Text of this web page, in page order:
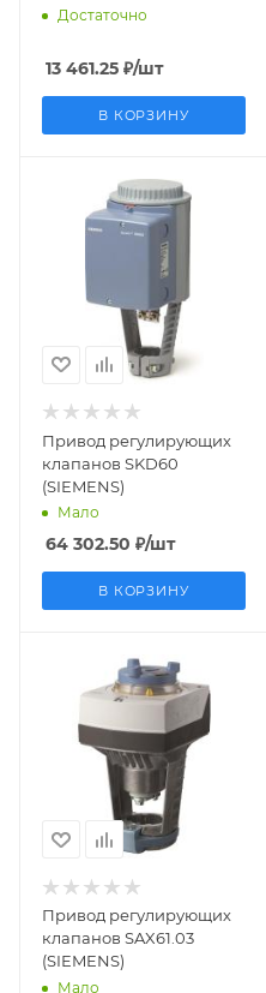
Достаточно
13 461.25 ₽/шт
В КОРЗИНУ
Заказной номер
BPZ:SKD60
4.026
Страна
производства
Германия
Привод регулирующих
клапанов SKD60
(SIEMENS)
Мало
64 302.50 ₽/шт
В КОРЗИНУ
Заказной номер
S55150-A100
Вес, кг
1.875
производства
Швейцария
Привод регулирующих
клапанов SAX61.03
(SIEMENS)
Мало